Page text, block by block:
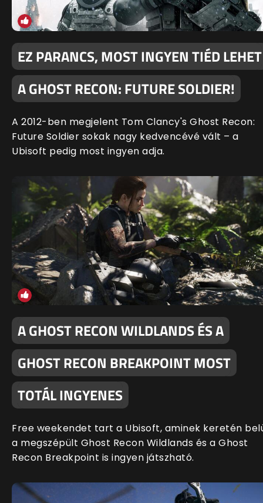
EZ PARANCS, MOST INGYEN TIÉD LEHET
A GHOST RECON: FUTURE SOLDIER!
A 2012-ben megjelent Tom Clancy's Ghost Recon:
Future Soldier sokak nagy kedvencévé vált – a
Ubisoft pedig most ingyen adja.
A GHOST RECON WILDLANDS ÉS A
GHOST RECON BREAKPOINT MOST
TOTÁL INGYENES
Free weekendet tart a Ubisoft, aminek keretén
a megszépült Ghost Recon Wildlands és a Ghost
Recon Breakpoint is ingyen játszható.